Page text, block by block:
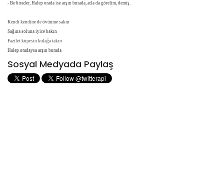
- Be birader, Halep orada ise arşın burada, atla da görelim, demiş.
Kendi kendine de övünme sakın
Sağına soluna iyice bakın
Fazilet küpesin kulağa takın
Halep oradaysa arşın burada
Sosyal Medyada Paylaş